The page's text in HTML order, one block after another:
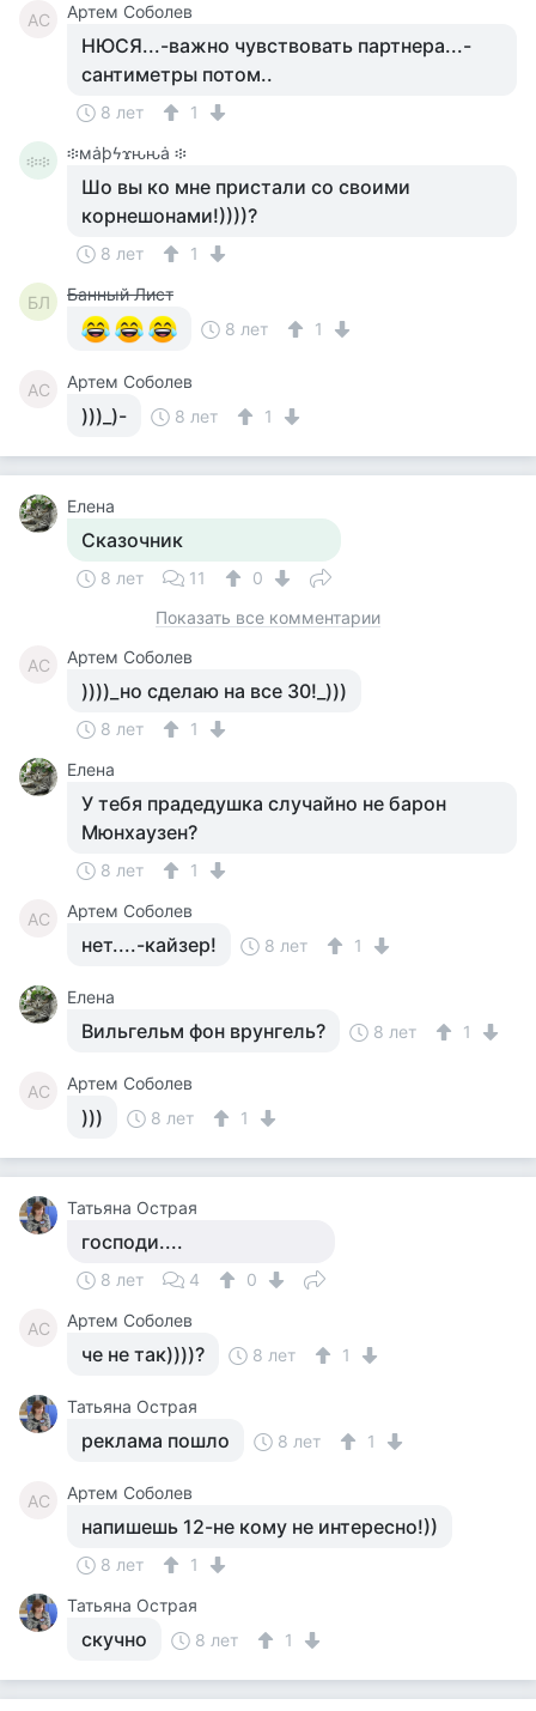
АС Артем Соболев
НЮСЯ...-важно чувствовать партнера...-
сантиметры потом..
8 лет 1
፨፨ ፨мȧϸϟϫԋԋȧ ፨
Шо вы ко мне пристали со своими
корнешонами!))))?
8 лет 1
БЛ
Банный Лист
8 лет
1
АС Артем Соболев
)))_)- 8 лет 1
Елена
Сказочник
8 лет 11
0
Показать все комментарии
АС Артем Соболев
))))_но сделаю на все 30!_)))
8 лет
1
Елена
У тебя прадедушка случайно не барон
Мюнхаузен?
8 лет 1
АС Артем Соболев
нет....-кайзер! 8 лет 1
Елена
Вильгельм фон врунгель? 8 лет 1
АС Артем Соболев
))) 8 лет 1
Татьяна Острая
господи....
8 лет 4 0
АС Артем Соболев
че не так))))? 8 лет 1
Татьяна Острая
реклама пошло 8 лет 1
АС Артем Соболев
напишешь 12-не кому не интересно!))
8 лет
1
Татьяна Острая
скучно 8 лет 1